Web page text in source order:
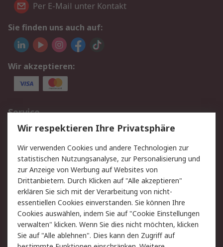
Per E-Mail unter Kontakt
Sie finden uns auch auf:
Wir akzeptieren:
Service
Value Added Services
Lieferlösungen
Rücksendungen
Kontakt
Hilfe
Rechtliches
AGB
Datenschutz
Cookie-Richtlinie
Zahlungsbedingungen
Copyright/Impressum
Wir respektieren Ihre Privatsphäre
Wir verwenden Cookies und andere Technologien zur
statistischen Nutzungsanalyse, zur Personalisierung und
zur Anzeige von Werbung auf Websites von
Drittanbietern. Durch Klicken auf "Alle akzeptieren"
erklären Sie sich mit der Verarbeitung von nicht-
essentiellen Cookies einverstanden. Sie können Ihre
Cookies auswählen, indem Sie auf "Cookie Einstellungen
verwalten" klicken. Wenn Sie dies nicht möchten, klicken
Sie auf "Alle ablehnen". Dies kann den Zugriff auf